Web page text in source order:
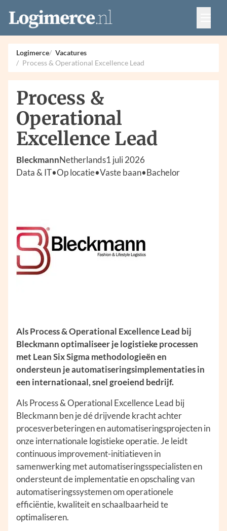
Vacatures
Events
Adverteren
Partners
Logimerce
Vacatures
Process & Operational Excellence Lead
Process &
Operational
Excellence Lead
BleckmannNetherlands1 juli 2026
Data & IT•Op locatie•Vaste baan•Bachelor
Als Process & Operational Excellence Lead bij
Bleckmann optimaliseer je logistieke processen
met Lean Six Sigma methodologieën en
ondersteun je automatiseringsimplementaties in
een internationaal, snel groeiend bedrijf.
Als Process & Operational Excellence Lead bij
Bleckmann ben je dé drijvende kracht achter
procesverbeteringen en automatiseringsprojecten in
onze internationale logistieke operatie. Je leidt
continuous improvement-initiatieven in
samenwerking met automatiseringsspecialisten en
ondersteunt de implementatie en opschaling van
automatiseringssystemen om operationele
efficiëntie, kwaliteit en schaalbaarheid te
optimaliseren.